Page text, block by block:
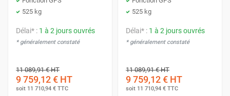
525 kg
Délai* : 1 à 2 jours ouvrés
* généralement constaté
11 089,91 €HT
9 759,12 € HT
soit 11 710,94 € TTC
525 kg
Délai* : 1 à 2 jours ouvrés
* généralement constaté
11 089,91 €HT
9 759,12 € HT
soit 11 710,94 € TTC